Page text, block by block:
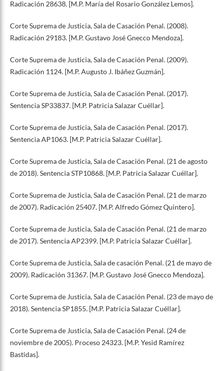
Radicación 28638. [M.P. María del Rosario González Lemos].
Corte Suprema de Justicia, Sala de Casación Penal. (2008).
Radicación 29183. [M.P. Gustavo José Gnecco Mendoza].
Corte Suprema de Justicia, Sala de Casación Penal. (2009).
Radicación 1124. [M.P. Augusto J. Ibáñez Guzmán].
Corte Suprema de Justicia, Sala de Casación Penal. (2017).
Sentencia SP33837. [M.P. Patricia Salazar Cuéllar].
Corte Suprema de Justicia, Sala de Casación Penal. (2017).
Sentencia AP1063. [M.P. Patricia Salazar Cuéllar].
Corte Suprema de Justicia, Sala de Casación Penal. (21 de agosto
de 2018). Sentencia STP10868. [M.P. Patricia Salazar Cuéllar].
Corte Suprema de Justicia, Sala de Casación Penal. (21 de marzo
de 2007). Radicación 25407. [M.P. Alfredo Gómez Quintero].
Corte Suprema de Justicia, Sala de Casación Penal. (21 de marzo
de 2017). Sentencia AP2399. [M.P. Patricia Salazar Cuéllar].
Corte Suprema de Justicia, Sala de casación Penal. (21 de mayo de
2009). Radicación 31367. [M.P. Gustavo José Gnecco Mendoza].
Corte Suprema de Justicia, Sala de Casación Penal. (23 de mayo de
2018). Sentencia SP1855. [M.P. Patricia Salazar Cuéllar].
Corte Suprema de Justicia, Sala de Casación Penal. (24 de
noviembre de 2005). Proceso 24323. [M.P. Yesid Ramírez
Bastidas].